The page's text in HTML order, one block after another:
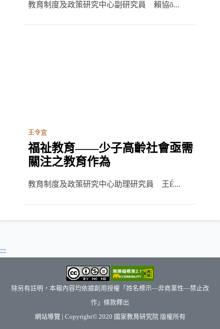
教育制度及政策研究中心副研究員 賴協õ...
王令宜
福祉教育——少子高齡社會亟需
關注之教育作為
教育制度及政策研究中心助理研究員 王É...
:::
除另有註明，本報內容均依據創用授權「姓名標示—非商業性—禁止改
作」條款釋出
網站導覽 | Copyright© 2020 國家教育研究院（另開新視窗）
版權所有